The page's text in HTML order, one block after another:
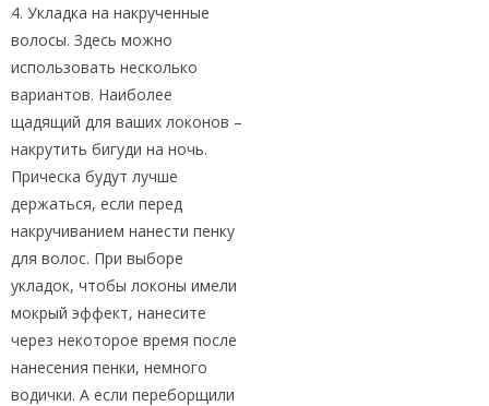
4. Укладка на накрученные
волосы. Здесь можно
использовать несколько
вариантов. Наиболее
щадящий для ваших локонов –
накрутить бигуди на ночь.
Прическа будут лучше
держаться, если перед
накручиванием нанести пенку
для волос. При выборе
укладок, чтобы локоны имели
мокрый эффект, нанесите
через некоторое время после
нанесения пенки, немного
водички. А если переборщили